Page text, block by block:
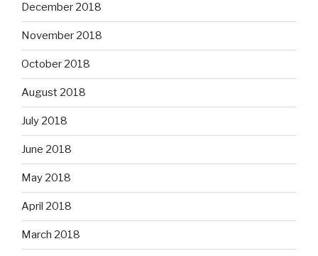
December 2018
November 2018
October 2018
August 2018
July 2018
June 2018
May 2018
April 2018
March 2018